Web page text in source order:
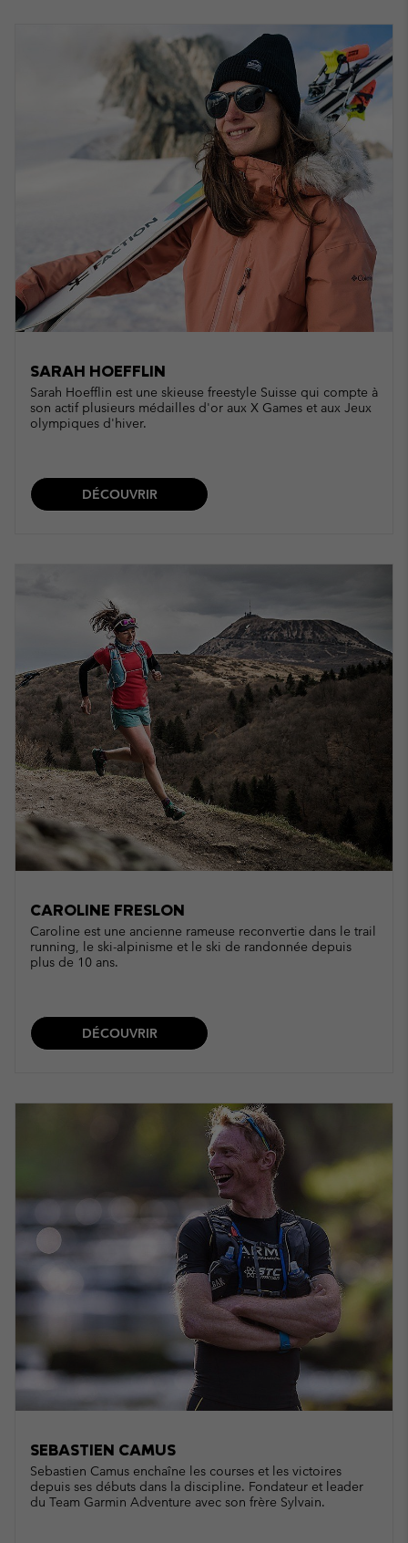
SARAH HOEFFLIN
Sarah Hoefflin est une skieuse freestyle Suisse qui compte à
son actif plusieurs médailles d'or aux X Games et aux Jeux
olympiques d'hiver.
DÉCOUVRIR
CAROLINE FRESLON
Caroline est une ancienne rameuse reconvertie dans le trail
running, le ski-alpinisme et le ski de randonnée depuis
plus de 10 ans.
DÉCOUVRIR
SEBASTIEN CAMUS
Sebastien Camus enchaîne les courses et les victoires
depuis ses débuts dans la discipline. Fondateur et leader
du Team Garmin Adventure avec son frère Sylvain.